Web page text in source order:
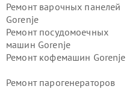
Ремонт варочных панелей
Gorenje
Ремонт посудомоечных
машин Gorenje
Ремонт кофемашин Gorenje
Ремонт парогенераторов